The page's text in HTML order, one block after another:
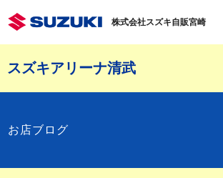
株式会社スズキ自販宮崎
スズキアリーナ清武
お店ブログ